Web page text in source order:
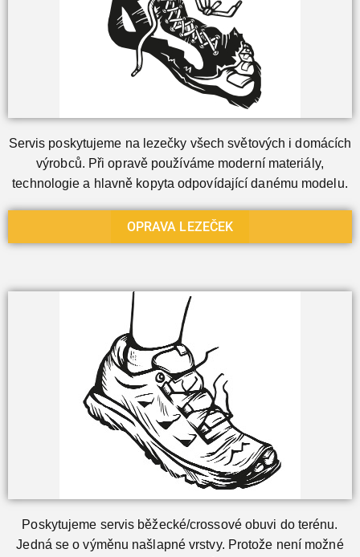
Servis poskytujeme na lezečky všech světových i domácích
výrobců. Při opravě používáme moderní materiály,
technologie a hlavně kopyta odpovídající danému modelu.
OPRAVA LEZEČEK
Poskytujeme servis běžecké/crossové obuvi do terénu.
Jedná se o výměnu našlapné vrstvy. Protože není možné